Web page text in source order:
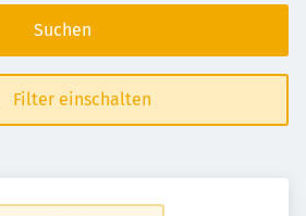
Suchen
Filter einschalten